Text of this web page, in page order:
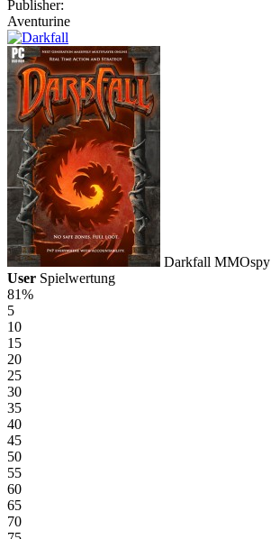
Publisher:
Aventurine
Darkfall MMOspy
User Spielwertung
81%
5
10
15
20
25
30
35
40
45
50
55
60
65
70